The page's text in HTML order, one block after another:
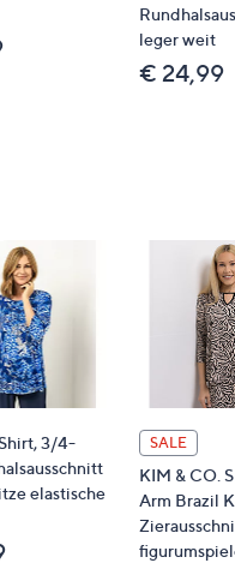
leger weit
€ 24,99
3/4-
elastische
SALE
KIM & CO.
Arm Brazil